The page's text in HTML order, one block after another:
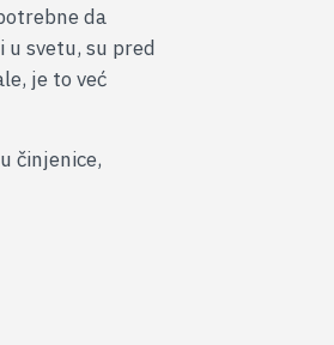
da
svetu, su pred
je to već
činjenice,